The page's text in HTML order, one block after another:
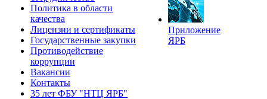
Политика в области
качества
Лицензии и сертификаты
Государственные закупки
Противодействие
коррупции
Вакансии
Контакты
35 лет ФБУ "НТЦ ЯРБ"
Приложение
ЯРБ